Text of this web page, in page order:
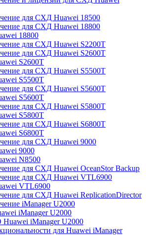
для СХД Huawei 18500
для СХД Huawei 18800
18800
для СХД Huawei S2200T
для СХД Huawei S2600T
S2600T
для СХД Huawei S5500T
S5500T
для СХД Huawei S5600T
S5600T
для СХД Huawei S5800T
S5800T
для СХД Huawei S6800T
S6800T
для СХД Huawei 9000
9000
N8500
для СХД Huawei OceanStor Backup
для СХД Huawei VTL6900
VTL6900
для СХД Huawei ReplicationDirector
iManager U2000
iManager U2000
iManager U2000
для Huawei iManager